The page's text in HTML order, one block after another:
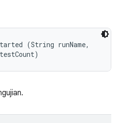
(String runName,